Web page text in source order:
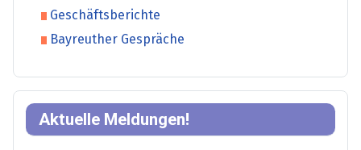
Geschäftsberichte
Bayreuther Gespräche
Aktuelle Meldungen!